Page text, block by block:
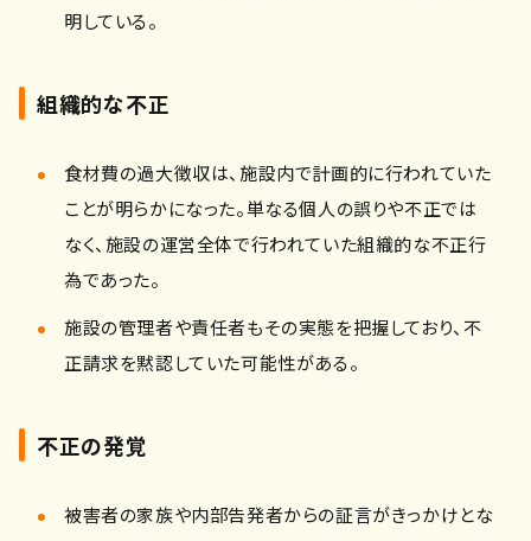
明している。
組織的な不正
食材費の過大徴収は、施設内で計画的に行われていた
ことが明らかになった。単なる個人の誤りや不正では
なく、施設の運営全体で行われていた組織的な不正行
為であった。
施設の管理者や責任者もその実態を把握しており、不
正請求を黙認していた可能性がある。
不正の発覚
被害者の家族や内部告発者からの証言がきっかけとな